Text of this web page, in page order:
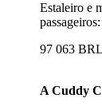
Estaleiro e
97 063 BRL
A Cuddy